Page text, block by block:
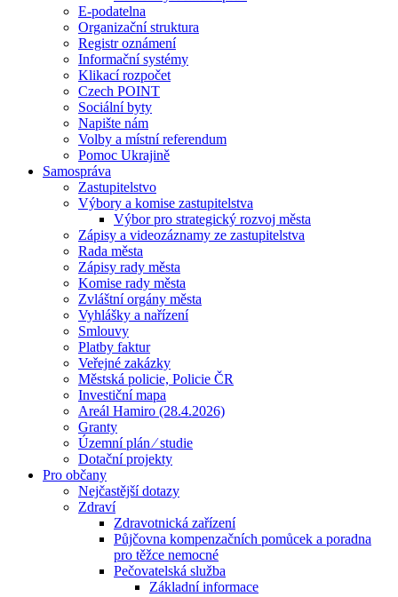
E-podatelna
Organizační struktura
Registr oznámení
Informační systémy
Klikací rozpočet
Czech POINT
Sociální byty
Napište nám
Volby a místní referendum
Pomoc Ukrajině
Samospráva
Zastupitelstvo
Výbory a komise zastupitelstva
Výbor pro strategický rozvoj města
Zápisy a videozáznamy ze zastupitelstva
Rada města
Zápisy rady města
Komise rady města
Zvláštní orgány města
Vyhlášky a nařízení
Smlouvy
Platby faktur
Veřejné zakázky
Městská policie, Policie ČR
Investiční mapa
Areál Hamiro (28.4.2026)
Granty
Územní plán ⁄ studie
Dotační projekty
Pro občany
Nejčastější dotazy
Zdraví
Zdravotnická zařízení
Půjčovna kompenzačních pomůcek a poradna
pro těžce nemocné
Pečovatelská služba
Základní informace